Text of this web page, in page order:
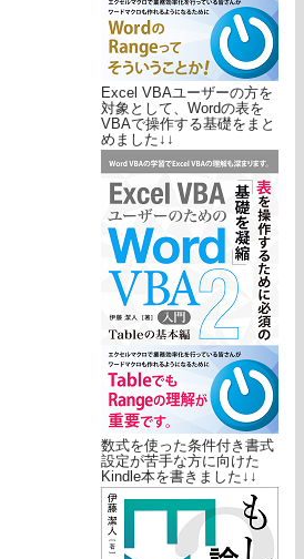
Excel VBAユーザーの方を
対象として、Wordの表を
VBAで操作する基礎をまと
めました↓↓
数式を使った条件付き書式
設定が苦手な方に向けた
Kindle本を書きました↓↓